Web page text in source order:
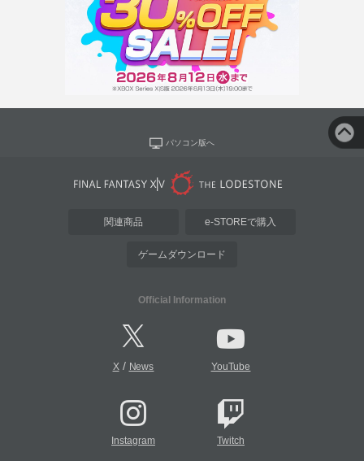
パソコン版へ
関連商品 e-STOREで購入
ゲームダウンロード
Official Information
X/ News YouTube
Instagram Twitch